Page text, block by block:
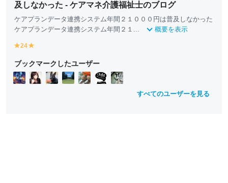
及しなかった - ケアマネ介護福祉士のブログ
ケアプランデータ連携システム年間２１０００円は普及しなかった
ケアプランデータ連携システム年間２１...
概要を表示
y
ll
o
w
24
ll
o
w
ブックマークしたユーザー
すべてのユーザーを見る